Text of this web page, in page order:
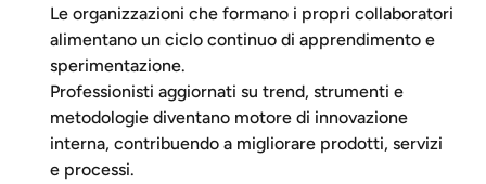
Le organizzazioni che formano i propri collaboratori
alimentano un ciclo continuo di apprendimento e
sperimentazione.
Professionisti aggiornati su trend, strumenti e
metodologie diventano motore di innovazione
interna, contribuendo a migliorare prodotti, servizi
e processi.